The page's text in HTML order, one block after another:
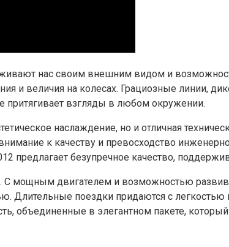
нас своим внешним видом и
и величия на колесах. Грациозные линии,
притягивает взгляды в любом окружении.
наслаждение, но и отличная
к качеству и превосходство
предлагает безупречное качество,
мощным двигателем и возможностью
Длительные поездки придаются с
объединенные в элегантном пакете,